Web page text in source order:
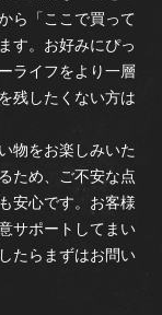
ら「ここで買って
す。お好みにぴっ
ライフをより一層
残したくない方は
物をお楽しみいた
ため、ご不安な点
安心です。お客様
サポートしてまい
たらまずはお問い